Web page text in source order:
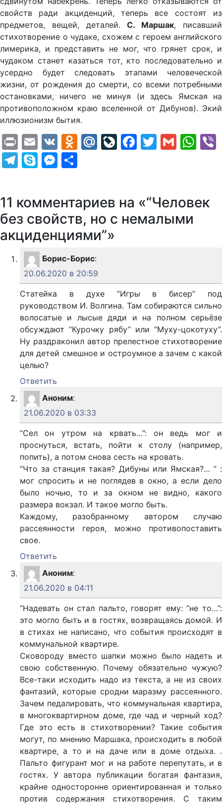
свойств ради акциденций, теперь все состоят из
предметов, вещей, деталей.С. Маршак, писавший
стихотворение о чудаке, схожем с героем английского
лимерика, и представить не мог, что грянет срок, и
чудаком станет казаться тот, кто последовательно и
усердно будет следовать этапами человеческой
жизни, от рождения до смерти, со всеми потребными
остановками, ничего не минуя (и здесь Ямская на
противоположном краю вселенной от Дибунов). Экий
иллюзионизм бытия.
PrintEmail
VK Odnoklassniki
Mail.Ru
LiveJournal
Facebook
Twitter
Gmail
Telegram
SkypeMessenger
11 комментариев на «“Человек
без свойств, но с немалыми
акциденциями”»
Борис-Борис:
20.06.2020 в 20:59
Статейка в духе “Игры в бисер” под
руководством И. Волгина. Там собираются сильно
волосатые и лысые дяди и на полном серьёзе
обсуждают “Курочку рябу” или “Муху-цокотуху”.
Ну раздраконил автор прелестное стихотворение
для детей смешное и остроумное а зачем с какой
целью?
Ответить
Аноним:
21.06.2020 в 03:33
“Сел он утром на крвать…”: он ведь мог и
проснуться, встать, пойти к столу (например,
попить), а потом снова сесть на кровать.
“Что за станция такая? Дибуны или Ямская?… ” :
мог спросить и не поглядев в окно, а если дело
было ночью, то и за окном не видно, какого
размера вокзал. И такое могло быть.
Каждому, разобранному автором случаю
рассеянности героя, можно противопоставить
свое.
Ответить
Аноним:
21.06.2020 в 04:11
“Надевать он стал пальто, говорят ему: “не то…”:
это могло быть и в гостях, возвращаясь домой. И
в стихах не написано, что события происходят в
коммунальной квартире.
Сковороду вместо шапки можно было надеть и
свою собственную. Почему обязательно чужую?
Все-таки исходить надо из текста, а не из своих
фантазий, которые сродни маразму рассеянного.
Зачем педалировать, что коммунальная квартира,
в многоквартирном доме, где чад и черный ход?
Где это есть в стихотворении? Такие события
могут, по мнению Маршака, происходить в любой
квартире, а то и на даче или в доме отдыха. .
Пальто фигурант мог и на работе перепутать, и в
гостях. У автора публикации богатая фантазия,
крайне односторонне ориентированная и только
против содержания стихотворения. С таким